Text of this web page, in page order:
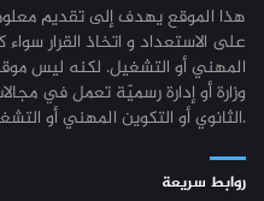
هذا الموقع يهدف إلى تقديم
على الاستعداد و اتخاذ القرار
المهني أو التشغيل. لكنه ليس
وزارة أو إدارة رسميّة تعمل في
الثانوي أو التكوين المهني أو التشغيل.
روابط سريعة